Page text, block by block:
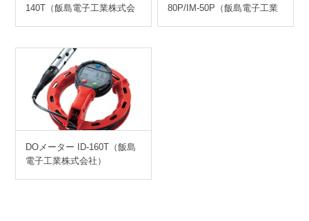
140T（飯島電子工業株式会
80P/IM-50P（飯島電子工業
DOメーター ID-160T（飯島
電子工業株式会社）